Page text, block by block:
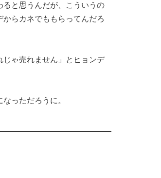
と思うんだが、こういうの
らカネでももらってんだろ
ゃ売れません」とヒョンデ
っただろうに。